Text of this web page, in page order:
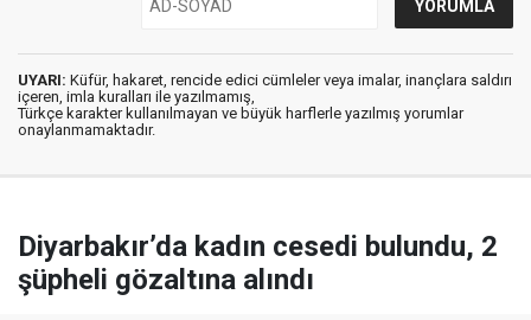
UYARI: Küfür, hakaret, rencide edici cümleler veya imalar, inançlara saldırı
içeren, imla kuralları ile yazılmamış,
Türkçe karakter kullanılmayan ve büyük harflerle yazılmış yorumlar
onaylanmamaktadır.
Diyarbakır’da kadın cesedi bulundu, 2
şüpheli gözaltına alındı